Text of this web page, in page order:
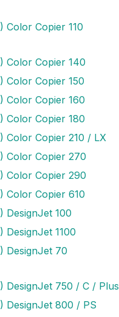
Color Copier 110
Color Copier 140
Color Copier 150
Color Copier 160
Color Copier 180
Color Copier 210 / LX
Color Copier 270
Color Copier 290
Color Copier 610
DesignJet 100
DesignJet 1100
DesignJet 70
DesignJet 750 / C / Plus
DesignJet 800 / PS